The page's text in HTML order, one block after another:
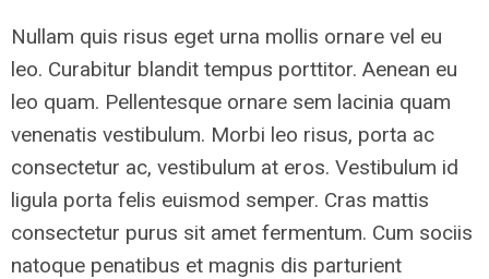
Nullam quis risus eget urna mollis ornare vel eu
leo. Curabitur blandit tempus porttitor. Aenean eu
leo quam. Pellentesque ornare sem lacinia quam
venenatis vestibulum. Morbi leo risus, porta ac
consectetur ac, vestibulum at eros. Vestibulum id
ligula porta felis euismod semper. Cras mattis
consectetur purus sit amet fermentum. Cum sociis
natoque penatibus et magnis dis parturient